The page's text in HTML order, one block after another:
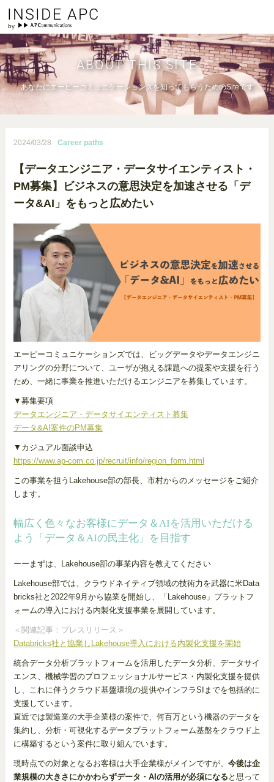
INSIDE APC
ABOUT THIS SITE
あなたにエーピーコミュニケーションズを知ってもらうためのSiteです
2024/03/28 Career paths
【データエンジニア・データサイエンティスト・
PM募集】ビジネスの意思決定を加速させる「デ
ータ&AI」をもっと広めたい
エーピーコミュニケーションズでは、ビッグデータやデータエンジニ
アリングの分野について、ユーザが抱える課題への提案や支援を行う
ため、一緒に事業を推進いただけるエンジニアを募集しています。
▼募集要項
データエンジニア・データサイエンティスト募集
データ&AI案件のPM募集
▼カジュアル面談申込
https://www.ap-com.co.jp/recruit/info/region_form.html
この事業を担うLakehouse部の部長、市村からのメッセージをご紹介
します。
幅広く色々なお客様にデータ＆AIを活用いただける
よう「データ＆AIの民主化」を目指す
ーーまずは、Lakehouse部の事業内容を教えてください
Lakehouse部では、クラウドネイティブ領域の技術力を武器に米Data
bricks社と2022年9月から協業を開始し、「Lakehouse」プラットフ
ォームの導入における内製化支援事業を展開しています。
＜関連記事：プレスリリース＞
Databricks社と協業しLakehouse導入における内製化支援を開始
統合データ分析プラットフォームを活用したデータ分析、データサイ
エンス、機械学習のプロフェッショナルサービス・内製化支援を提供
し、これに伴うクラウド基盤環境の提供やインフラSIまでを包括的に
支援しています。
直近では製造業の大手企業様の案件で、何百万という機器のデータを
集約し、分析・可視化するデータプラットフォーム基盤をクラウド上
に構築するという案件に取り組んでいます。
現時点での対象となるお客様は大手企業様がメインですが、 今後は企
業規模の大きさにかかわらずデータ・AIの活用が必須になる と思って